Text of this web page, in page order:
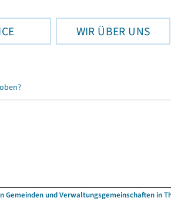
WIR ÜBER UNS
und Verwaltungsgemeinschaften in